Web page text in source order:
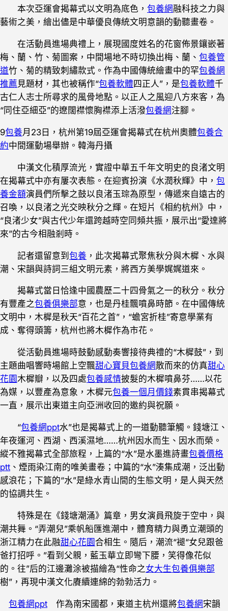
本次亞運會揭幕式以文明為底色， 包養網融科技之力與
藝術之美，繪出儘是中華優良傳統文明意韻的動聽畫卷。
在活動員進場典禮上，展現國度姓名的花窗佈景鑲嵌著
梅、蘭、竹、菊圖案，中間場地不時切換出梅、蘭、 包養管
道竹、菊的精致刺繡款式。作為中國傳統繪畫中的罕包養網
推薦見題材，其也被稱作“包養軟體四正人”，是包養軟體千
古仁人志士所尋求的風骨地點。以正人之風迎八方來客，為
“同住亞細亞”的遼闊襟懷胸襟添上活潑包養網注腳。
9包養月23日，杭州第19屆亞運會揭幕式在杭州奧體包養合
約中間運動場舉辦。韓海丹攝
中漢文化積厚流光，實證中華五千年文明史的良渚文明
在揭幕式中亦有屢次表態。在迎賓扮演《水潤秋輝》中， 包
養金額演員們所擊之鼓以良渚玉琮為原型，傳遞來自遠古的
召喚，以良渚之光交映秋分之輝。在短片《相約杭州》中，
“良渚少女”與古代少年還跨越時空同頻共振，展示出“愛達將
來”的古今相融剎時。
記者還留意到 包養 ，此次揭幕式聚焦秋分與木樨、水與
潮、宋韻與詩詞三組文明元素，將西方美學娓娓道來。
揭幕式當日恰逢中國農歷二十四骨氣之一的秋分。秋分
有豐產之包養俱樂部意，也是丹桂飄噴鼻時節。在中國傳統
文明中，木樨是秋天“百花之首”，“蟾宮折桂”寄意學業有
成、奪得頭籌，杭州也將木樨作為市花。
從活動員進場時鼓動感動奏響接待典禮的“木樨鼓”，到
主題曲唱響時場館上空飄甜心寶貝包養網散而來的仿真甜心
花園木樨瓣，以及四處包養感情披髮的木樨噴鼻芬……以花
為媒，以豐產為意象，木樨元包養一個月價錢素貫串揭幕式
一直，展示出東道主向亞洲收回的邀約與祝願。
“包養網ppt水”也是揭幕式上的一道動聽筆觸。錢塘江、
年夜運河、西湖、西溪濕地……杭州因水而生、因水而榮。
縱不雅揭幕式全部旅程，上篇的“水”是水墨進詩畫包養價格
ptt 、煙雨染江南的唯美畫卷；中篇的“水”湊集成潮，泛出動
感浪花；下篇的“水”是綠水青山間的生態文明，是人與天然
的協調共生。
特殊是在《錢塘潮涌》篇章，男女演員飛旋于空中，與
潮共舞。“弄潮兒”乘帆船匯進潮中，體育精力與勇立潮頭的
浙江精力在此融甜心花園合相生。隨后，潮流“褪“女兒跟爸
爸打招呼。”看到父親，藍玉華立即彎下腰，笑得像花似
的。往”后的江邊灘涂被描繪為“性命之女大生包養俱樂部
樹”，再現中漢文化賡續連綿的勃勃活力。
包養網ppt 作為南宋國都，東道主杭州還將包養網宋韻